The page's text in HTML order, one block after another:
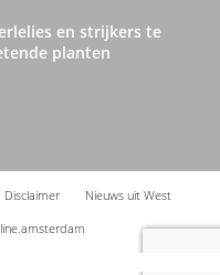
en strijkers te
planten
Disclaimer
Nieuws uit West